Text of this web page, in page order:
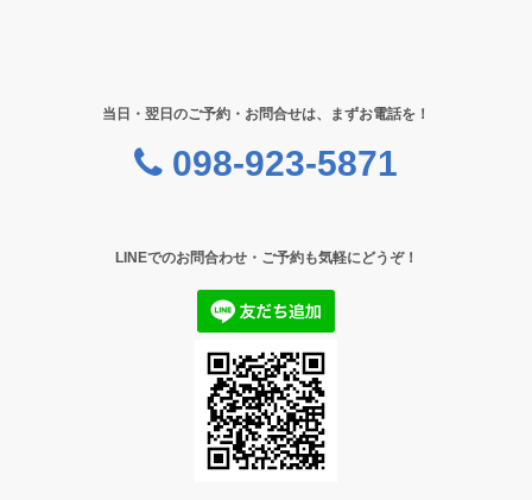
当日・翌日のご予約・お問合せは、まずお電話を！
098-923-5871
LINEでのお問合わせ・ご予約も気軽にどうぞ！